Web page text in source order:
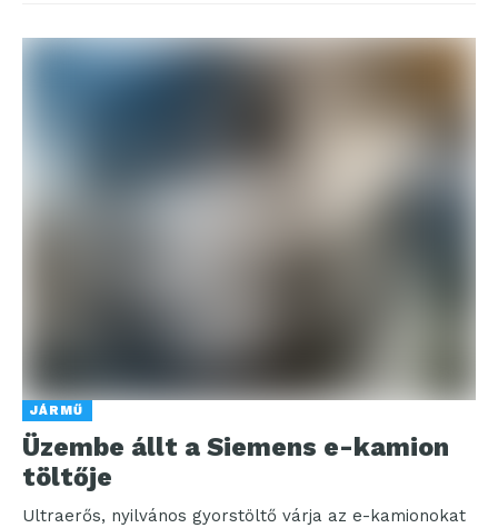
JÁRMŰ
Üzembe állt a Siemens e-kamion
töltője
Ultraerős, nyilvános gyorstöltő várja az e-kamionokat